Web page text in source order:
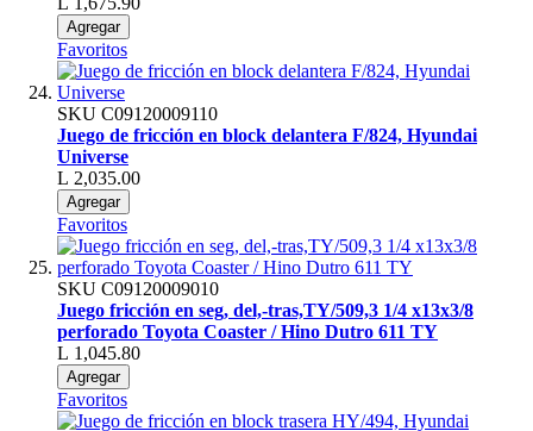
Agregar
Favoritos
SKU C09120009110
Juego de fricción en block delantera F/824, Hyundai
Universe
L 2,035.00
Agregar
Favoritos
SKU C09120009010
Juego fricción en seg, del,-tras,TY/509,3 1/4 x13x3/8
perforado Toyota Coaster / Hino Dutro 611 TY
L 1,045.80
Agregar
Favoritos